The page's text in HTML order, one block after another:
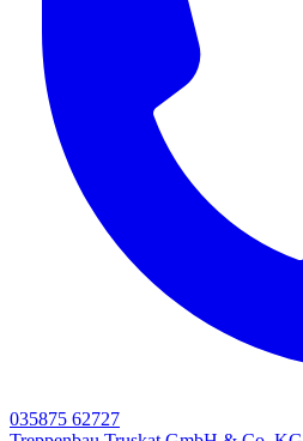
035875 62727